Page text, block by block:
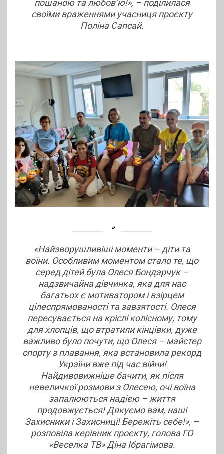
пошаною та любов’ю!», – поділилася
своїми враженнями учасниця проєкту
Поліна Сапсай.
«Найзворушливіші моменти – діти та
воїни. Особливим моментом стало те, що
серед дітей була Олеся Бондарчук –
надзвичайна дівчинка, яка для нас
багатьох є мотиватором і взірцем
цілеспрямованості та завзятості. Олеся
пересувається на кріслі колісному, тому
для хлопців, що втратили кінцівки, дуже
важливо було почути, що Олеся – майстер
спорту з плавання, яка встановила рекорд
України вже під час війни!
Найдивовижніше бачити, як після
невеличкої розмови з Олесею, очі воїна
запалюються надією – життя
продовжується! Дякуємо вам, наші
Захисники і Захисниці! Бережіть себе!», –
розповіла керівник проєкту, голова ГО
«Веселка ТВ» Діна Ібрагімова.